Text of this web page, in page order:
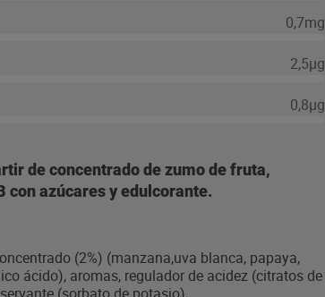
0,7mg
2,5µg
0,8µg
de concentrado de zumo de fruta,
azúcares y edulcorante.
(2%) (manzana,uva blanca, papaya,
ácido), aromas, regulador de acidez (citratos de